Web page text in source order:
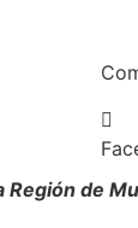
Región de